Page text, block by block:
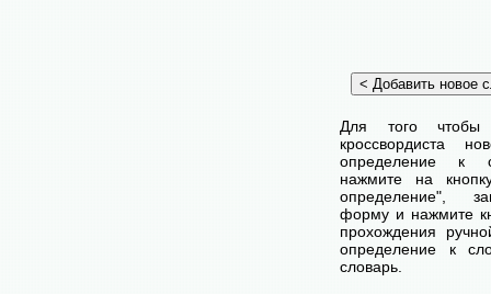
Для того чтобы
кроссвордиста
определение к
нажмите на
определение",
форму и нажмите
прохождения
определение к
словарь.